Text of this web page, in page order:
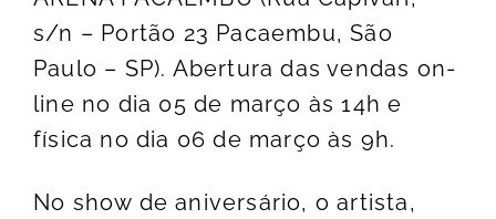
s/n – Portão 23 Pacaembu, São
Paulo – SP). Abertura das vendas on-
line no dia 05 de março às 14h e
física no dia 06 de março às 9h.
No show de aniversário, o artista,